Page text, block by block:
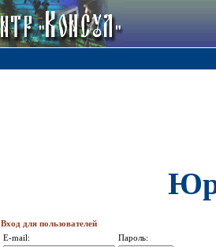
Вход для пользователей
E-mail:
Пароль: